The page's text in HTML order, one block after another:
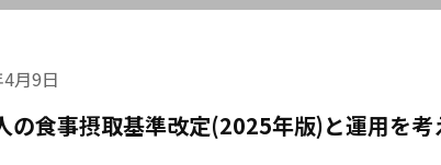
の食事摂取基準改定(2025年版)と運用を考
月9日